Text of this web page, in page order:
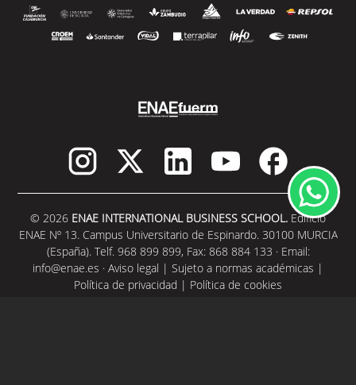
© 2026 ENAE INTERNATIONAL BUSINESS SCHOOL. Edificio
ENAE Nº 13. Campus Universitario de Espinardo. 30100 MURCIA
(España). Telf. 968 899 899, Fax: 868 884 133 · Email:
info@enae.es · Aviso legal | Sujeto a normas académicas |
Política de privacidad | Política de cookies